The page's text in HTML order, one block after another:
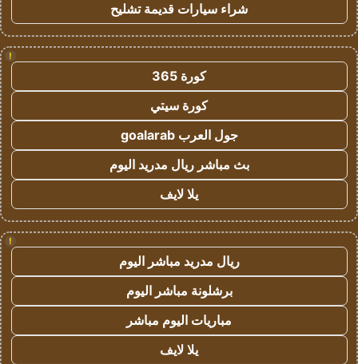
شراء سيارات قديمة تشليح
!
كورة 365
كورة سيتي
جول العرب goalarab
بث مباشر ريال مدريد اليوم
يلا لايف
!
ريال مدريد مباشر اليوم
برشلونة مباشر اليوم
مباريات اليوم مباشر
يلا لايف